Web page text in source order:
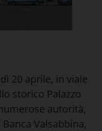
20 aprile, in viale
storico Palazzo
autorità,
Valsabbina,